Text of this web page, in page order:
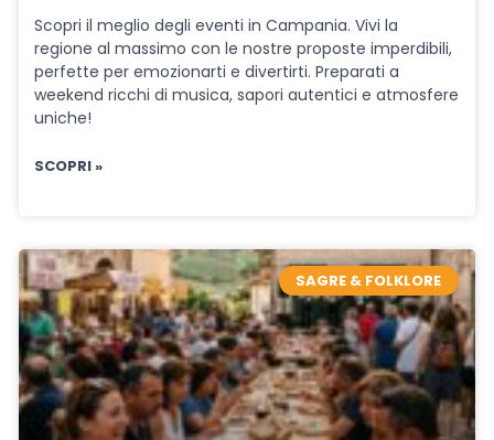
Scopri il meglio degli eventi in Campania. Vivi la
regione al massimo con le nostre proposte imperdibili,
perfette per emozionarti e divertirti. Preparati a
weekend ricchi di musica, sapori autentici e atmosfere
uniche!
SCOPRI »
SAGRE & FOLKLORE